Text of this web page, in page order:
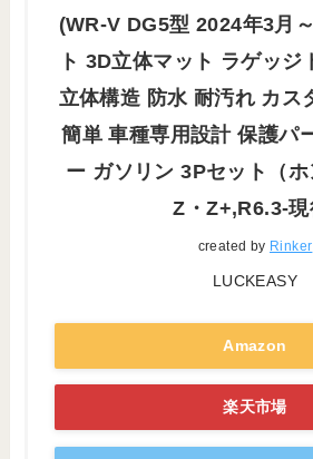
(WR-V DG5型 2024年3月
ト 3D立体マット ラゲッジ
立体構造 防水 耐汚れ カス
簡単 車種専用設計 保護パ
ー ガソリン 3Pセット（ホ
Z・Z+,R6.3-現
created by Rinker
LUCKEASY
Amazon
楽天市場